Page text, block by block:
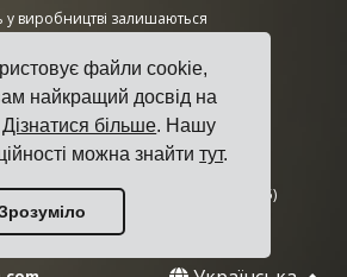
файли cookie,
найкращий досвід на
Дізнатися більше. Нашу
можна знайтитут.
у виробництві залишаються
ERP?
галузь?
світу за доходом
частка хмарного ринку (2025)
даних за країнами (листопад 2025)